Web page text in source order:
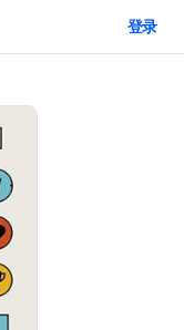
。
更快采取行动。
登录